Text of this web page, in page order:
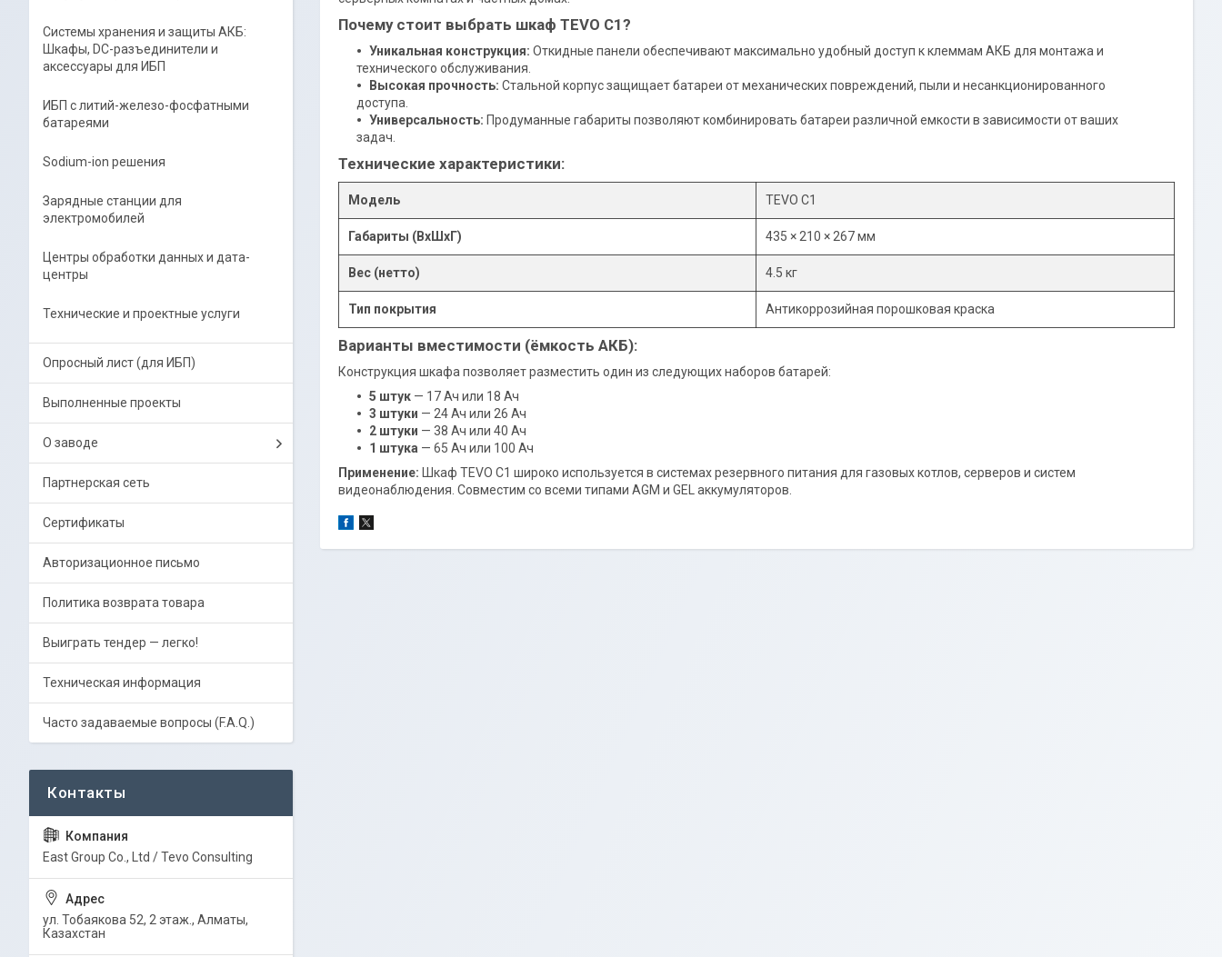
Почему стоит выбрать шкаф TEVO C1?
Уникальная конструкция: Откидные панели обеспечивают максимально удобный доступ к клеммам АКБ для монтажа и
технического обслуживания.
Высокая прочность: Стальной корпус защищает батареи от механических повреждений, пыли и несанкционированного
доступа.
Универсальность: Продуманные габариты позволяют комбинировать батареи различной емкости в зависимости от ваших
задач.
Технические характеристики:
Модель TEVO C1
Габариты (ВхШхГ) 435 × 210 × 267 мм
Вес (нетто) 4.5 кг
Тип покрытия Антикоррозийная порошковая краска
Варианты вместимости (ёмкость АКБ):
Конструкция шкафа позволяет разместить один из следующих наборов батарей:
5 штук — 17 Ач или 18 Ач
3 штуки — 24 Ач или 26 Ач
2 штуки — 38 Ач или 40 Ач
1 штука — 65 Ач или 100 Ач
Применение: Шкаф TEVO C1 широко используется в системах резервного питания для газовых котлов, серверов и систем
видеонаблюдения. Совместим со всеми типами AGM и GEL аккумуляторов.
Системы хранения и защиты АКБ:
Шкафы, DC-разъединители и
аксессуары для ИБП
ИБП с литий-железо-фосфатными
батареями
Sodium-ion решения
Зарядные станции для
электромобилей
Центры обработки данных и дата-
центры
Технические и проектные услуги
Опросный лист (для ИБП)
Выполненные проекты
О заводе
Партнерская сеть
Сертификаты
Авторизационное письмо
Политика возврата товара
Выиграть тендер — легко!
Техническая информация
Часто задаваемые вопросы (F.A.Q.)
East Group Co., Ltd / Tevo Consulting
ул. Тобаякова 52, 2 этаж., Алматы,
Казахстан